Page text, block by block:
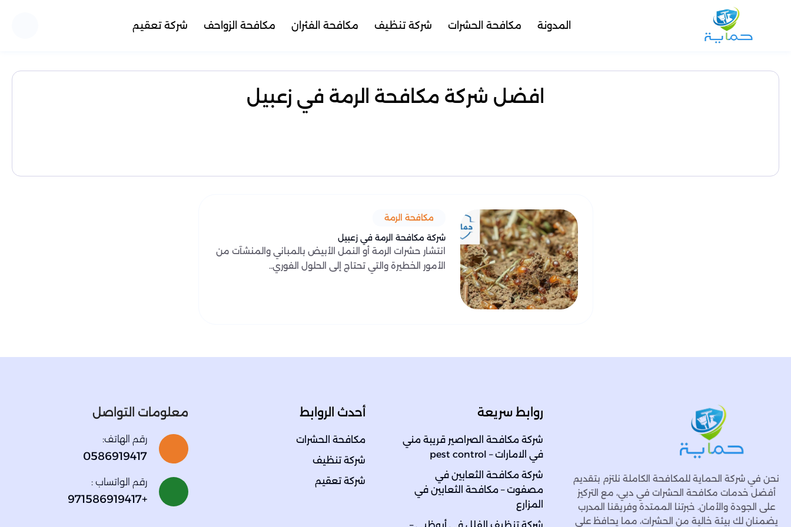
المدونة مكافحة الحشرات شركة تنظيف مكافحة الفئران مكافحة الزواحف شركة تعقيم
افضل شركة مكافحة الرمة في زعبيل
مكافحة الرمة
شركة مكافحة الرمة في زعبيل
انتشار حشرات الرمة أو النمل الأبيض بالمباني والمنشآت من
الأمور الخطيرة والتي تحتاج إلى الحلول الفوري..
نحن في شركة الحماية للمكافحة الكاملة نلتزم بتقديم
أفضل خدمات مكافحة الحشرات في دبي، مع التركيز
على الجودة والأمان. خبرتنا الممتدة وفريقنا المدرب
يضمنان لك بيئة خالية من الحشرات، مما يحافظ على
روابط سريعة
شركة مكافحة الصراصير قريبة مني
في الامارات – pest control
شركة مكافحة الثعابين في
مصفوت – مكافحة الثعابين في
المزارع
أحدث الروابط
مكافحة الحشرات
شركة تنظيف
شركة تعقيم
معلومات التواصل
رقم الهاتف:
0586919417
رقم الواتساب :
+971586919417